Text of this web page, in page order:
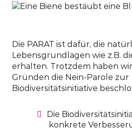
Die PARAT ist dafür, die
Lebensgrundlagen wie z.B.
erhalten. Trotzdem haben
Gründen die Nein-Parole zur
Biodiversitätsinitiative
Die
konkrete